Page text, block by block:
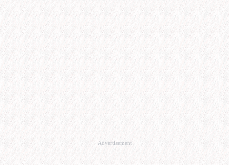
Advertisement